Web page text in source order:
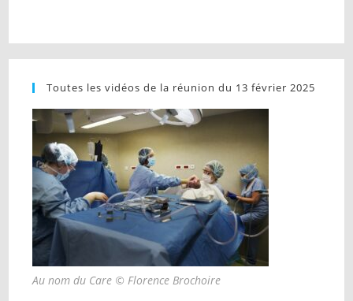
Toutes les vidéos de la réunion du 13 février 2025
Au nom du Care © Florence Brochoire